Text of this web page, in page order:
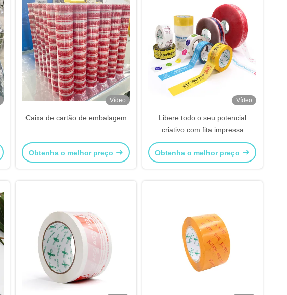
Vídeo
Caixa de cartão de embalagem
Obtenha o melhor preço
Vídeo
Libere todo o seu potencial
criativo com fita impressa
personalizada
Obtenha o melhor preço